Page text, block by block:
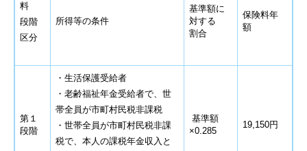
料
段階
区分
所得等の条件
基準額に
対する
割合
保険料年
額
第１
段階
・生活保護受給者
・老齢福祉年金受給者で、世
帯全員が市町村民税非課税
・世帯全員が市町村民税非課
税で、本人の課税年金収入と
基準額
×0.285
19,150円